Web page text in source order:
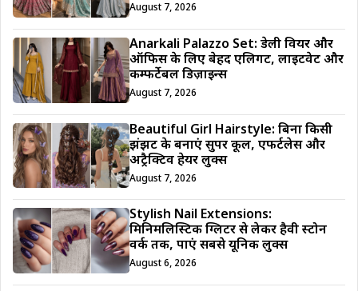
August 7, 2026
Anarkali Palazzo Set: डेली वियर और
ऑफिस के लिए बेहद एलिगेंट, लाइटवेट और
कम्फर्टेबल डिज़ाइन्स
August 7, 2026
Beautiful Girl Hairstyle: बिना किसी
झंझट के बनाएं सुपर कूल, एफर्टलेस और
अट्रैक्टिव हेयर लुक्स
August 7, 2026
Stylish Nail Extensions:
मिनिमलिस्टिक ग्लिटर से लेकर हैवी स्टोन
वर्क तक, पाएं सबसे यूनिक लुक्स
August 6, 2026